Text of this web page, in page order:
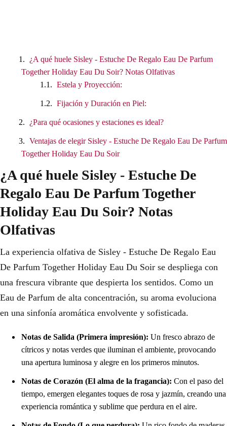
¿A qué huele Sisley - Estuche De Regalo Eau De Parfum
Together Holiday Eau Du Soir? Notas Olfativas
Estela y Proyección:
Fijación y Duración en Piel:
¿Para qué ocasiones y estaciones es ideal?
Ventajas de elegir Sisley - Estuche De Regalo Eau De Parfum
Together Holiday Eau Du Soir
¿A qué huele Sisley - Estuche De
Regalo Eau De Parfum Together
Holiday Eau Du Soir? Notas
Olfativas
La experiencia olfativa de Sisley - Estuche De Regalo Eau
De Parfum Together Holiday Eau Du Soir se despliega con
una frescura vibrante que despierta los sentidos. Como un
Eau de Parfum de alta concentración, su aroma evoluciona
en una sinfonía aromática envolvente y sofisticada.
Notas de Salida (Primera impresión): Un fresco abrazo de
cítricos y notas verdes que iluminan el ambiente, provocando
una apertura luminosa y alegre en los primeros minutos.
Notas de Corazón (El alma de la fragancia): Con el paso del
tiempo, emergen elegantes toques de rosa y jazmín, creando una
experiencia romántica y sublime que perdura en el aire.